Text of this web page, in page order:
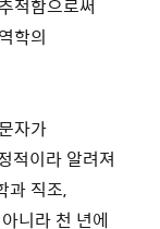
적함으로써
학의
자가
적이라 알려져
과 직조,
니라 천 년에